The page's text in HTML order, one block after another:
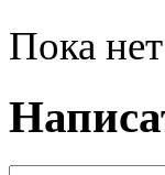
Пока